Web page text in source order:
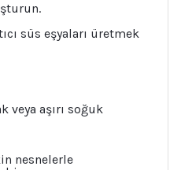
süs eşyaları üretmek
veya aşırı soğuk
nesnelerle